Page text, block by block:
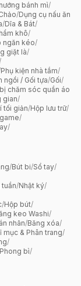
bánh mì/
/Dụng cụ nấu ăn
/Dĩa & Bát/
khô/
ngăn kéo/
giặt là/
Phụ kiện nhà tắm/
ngồi / Gối tựa/Gối/
chăm sóc quần áo
gian/
tối giản/Hộp lưu trữ/
/
/
/Bút bi/Sổ tay/
/Nhật ký/
/Hộp bút/
keo Washi/
nhãn/Băng xóa/
mục & Phân trang/
/
Phong bì/